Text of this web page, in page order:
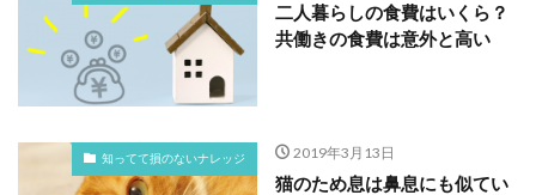
二人暮らしの食費はいくら？
共働きの食費は意外と高い
知ってて損のないナレッジ 2019年3月13日
猫のため息は鼻息にも似てい